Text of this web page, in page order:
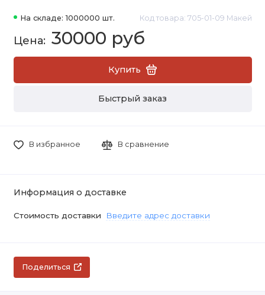
На складе: 1000000 шт. Код товара: 705-01-09 Макей
30000 руб
Купить
Быстрый заказ
В избранное В сравнение
Информация о доставке
Стоимость доставки Введите адрес доставки
Поделиться